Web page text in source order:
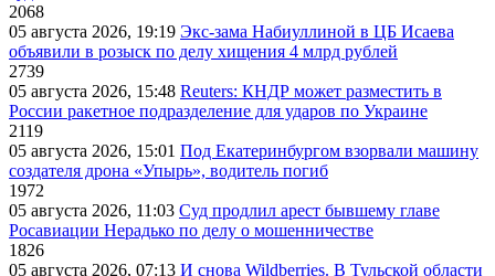
2068
05 августа 2026, 19:19 Экс-зама Набиуллиной в ЦБ Исаева
объявили в розыск по делу хищения 4 млрд рублей
2739
05 августа 2026, 15:48 Reuters: КНДР может разместить в
России ракетное подразделение для ударов по Украине
2119
05 августа 2026, 15:01 Под Екатеринбургом взорвали машину
создателя дрона «Упырь», водитель погиб
1972
05 августа 2026, 11:03 Суд продлил арест бывшему главе
Росавиации Нерадько по делу о мошенничестве
1826
05 августа 2026, 07:13 И снова Wildberries. В Тульской области